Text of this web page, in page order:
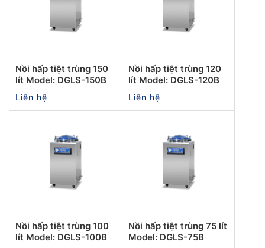
Nồi hấp tiệt trùng 150
lít Model: DGLS-150B
Liên hệ
Nồi hấp tiệt trùng 120
lít Model: DGLS-120B
Liên hệ
Nồi hấp tiệt trùng 100
lít Model: DGLS-100B
Nồi hấp tiệt trùng 75 lít
Model: DGLS-75B